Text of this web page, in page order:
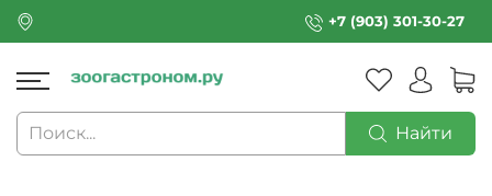
+7 (903) 301-30-27
Найти